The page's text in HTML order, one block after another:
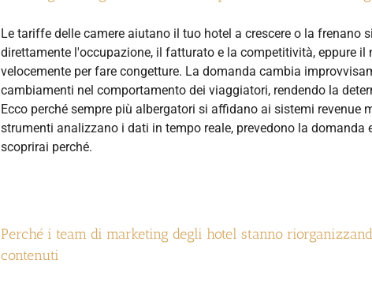
Le tariffe delle camere aiutano il tuo hotel a crescere o la frenano
direttamente l'occupazione, il fatturato e la competitività, eppure
velocemente per fare congetture. La domanda cambia
cambiamenti nel comportamento dei viaggiatori, rendendo la
Ecco perché sempre più albergatori si affidano ai sistemi
strumenti analizzano i dati in tempo reale, prevedono la
scoprirai perché.
Perché i team di marketing degli hotel stanno
contenuti